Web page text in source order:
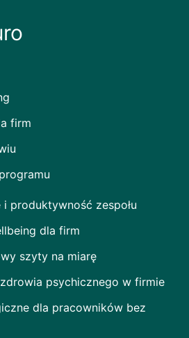
firm
produktywność zespołu
dla firm
szyty na miarę
psychicznego w firmie
dla pracowników bez